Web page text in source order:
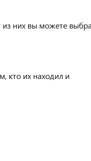
из них вы можете
кто их находил и